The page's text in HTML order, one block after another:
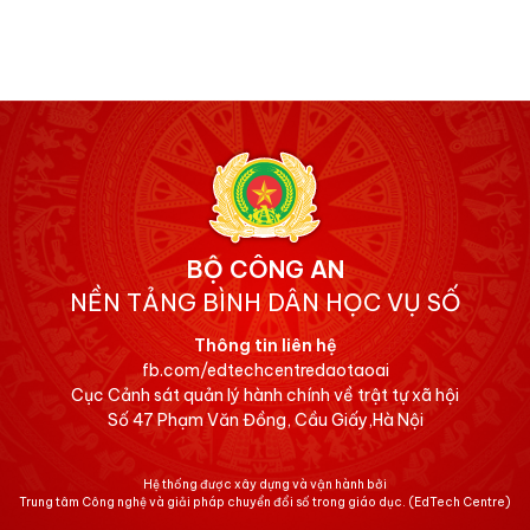
BỘ CÔNG AN
NỀN TẢNG BÌNH DÂN HỌC VỤ SỐ
Thông tin liên hệ
fb.com/edtechcentredaotaoai
Cục Cảnh sát quản lý hành chính về trật tự xã hội
Số 47 Phạm Văn Đồng, Cầu Giấy,Hà Nội
Hệ thống được xây dựng và vận hành bởi
Trung tâm Công nghệ và giải pháp chuyển đổi số trong giáo dục. (EdTech Centre)